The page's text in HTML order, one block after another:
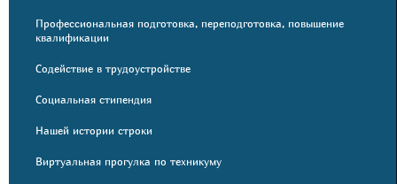
Профессиональная подготовка, переподготовка, повышение
квалификации
Содействие в трудоустройстве
Социальная стипендия
Нашей истории строки
Виртуальная прогулка по техникуму